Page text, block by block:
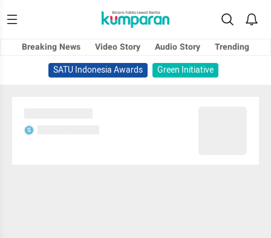
Breaking News Video Story Audio Story
Trending
SATU Indonesia Awards
Green Initiative
S